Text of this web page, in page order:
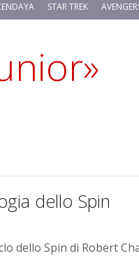
STAR TREK
dello Spin
dello Spin di Robert